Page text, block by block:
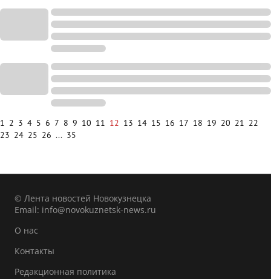
1 2 3 4 5 6 7 8 9 10 11 12 13 14 15 16 17 18 19 20 21 22
23 24 25 26 ... 35
© Лента новостей Новокузнецка
Email: info@novokuznetsk-news.ru
О нас
Контакты
Редакционная политика